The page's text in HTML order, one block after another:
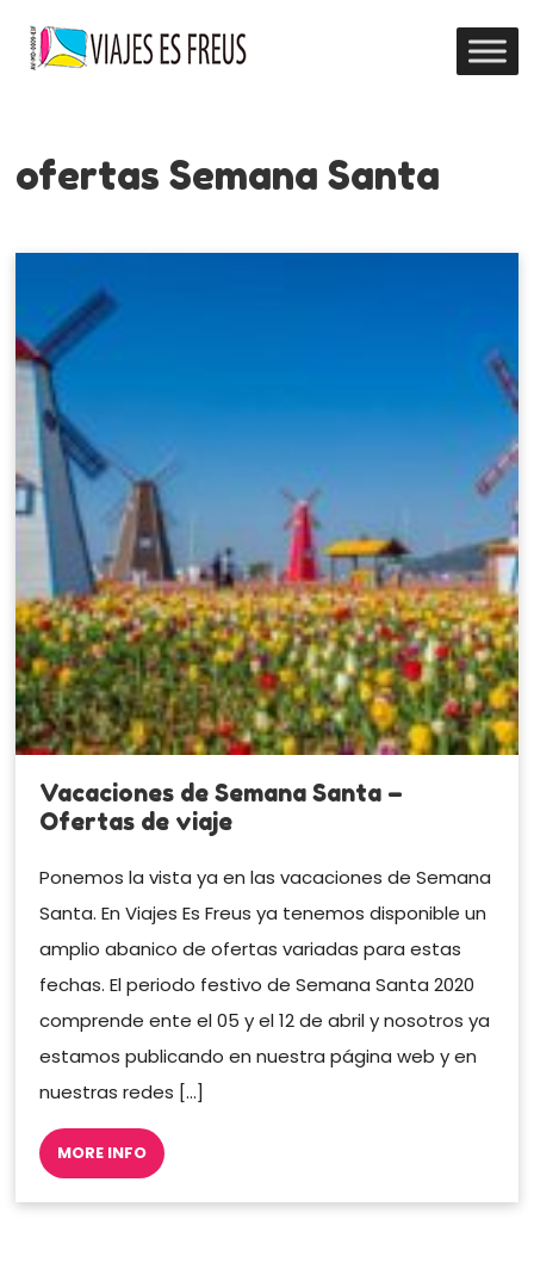
ofertas Semana Santa
Vacaciones de Semana Santa –
Ofertas de viaje
Ponemos la vista ya en las vacaciones de Semana
Santa. En Viajes Es Freus ya tenemos disponible un
amplio abanico de ofertas variadas para estas
fechas. El periodo festivo de Semana Santa 2020
comprende ente el 05 y el 12 de abril y nosotros ya
estamos publicando en nuestra página web y en
nuestras redes […]
MORE INFO